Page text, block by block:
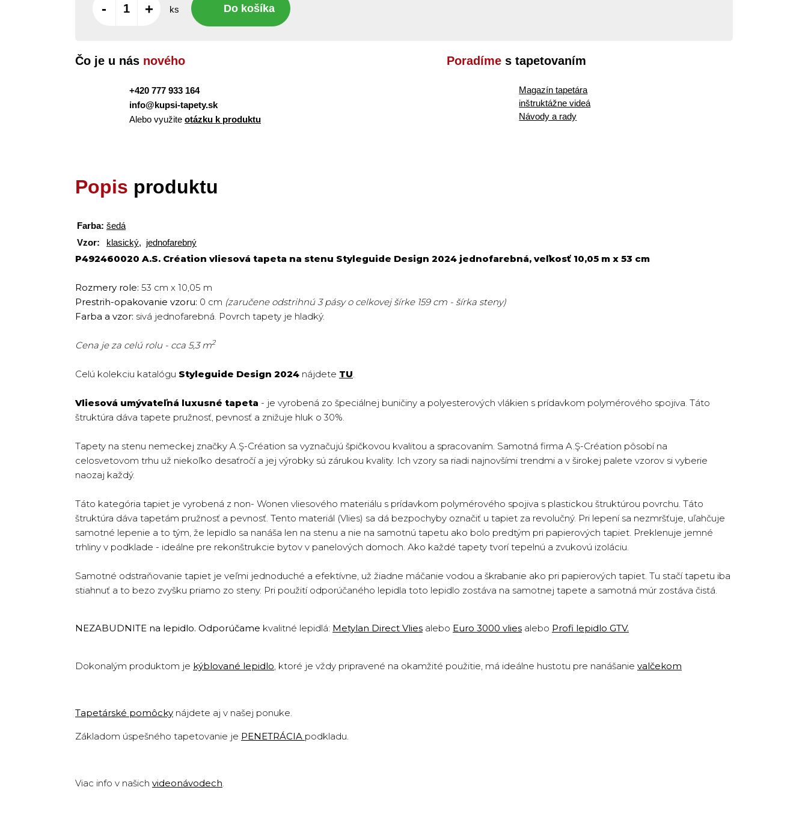
- + ks Do košíka
Čo je u nás nového
+420 777 933 164
info@kupsi-tapety.sk
Alebo využite otázku k produktu
Poradíme s tapetovaním
Magazín tapetára
inštruktážne videá
Návody a rady
Popis produktu
Farba: šedá
Vzor:
klasický, jednofarebný
P492460020 A.S. Création vliesová tapeta na stenu Styleguide Design 2024 jednofarebná, veľkosť 10,05 m x 53 cm
Rozmery role: 53 cm x 10,05 m
Prestrih-opakovanie vzoru: 0 cm (zaručene odstrihnú 3 pásy o celkovej šírke 159 cm - šírka steny)
Farba a vzor: sivá jednofarebná. Povrch tapety je hladký.
Cena je za celú rolu - cca 5,3 m2
Celú kolekciu katalógu Styleguide Design 2024 nájdete TU.
Vliesová umývateľná luxusné tapeta - je vyrobená zo špeciálnej buničiny a polyesterových vlákien s prídavkom polymérového spojiva. Táto
štruktúra dáva tapete pružnosť, pevnosť a znižuje hluk o 30%.
Tapety na stenu nemeckej značky A.Ş-Création sa vyznačujú špičkovou kvalitou a spracovaním. Samotná firma A.Ş-Création pôsobí na
celosvetovom trhu už niekoľko desaťročí a jej výrobky sú zárukou kvality. Ich vzory sa riadi najnovšími trendmi a v širokej palete vzorov si vyberie
naozaj každý.
Táto kategória tapiet je vyrobená z non- Wonen vliesového materiálu s prídavkom polymérového spojiva s plastickou štruktúrou povrchu. Táto
štruktúra dáva tapetám pružnosť a pevnosť. Tento materiál (Vlies) sa dá bezpochyby označiť u tapiet za revolučný. Pri lepení sa nezmršťuje, uľahčuje
samotné lepenie a to tým, že lepidlo sa nanáša len na stenu a nie na samotnú tapetu ako bolo predtým pri papierových tapiet. Preklenuje jemné
trhliny v podklade - ideálne pre rekonštrukcie bytov v panelových domoch. Ako každé tapety tvorí tepelnú a zvukovú izoláciu.
Samotné odstraňovanie tapiet je veľmi jednoduché a efektívne, už žiadne máčanie vodou a škrabanie ako pri papierových tapiet. Tu stačí tapetu iba
stiahnuť a to bezo zvyšku priamo zo steny. Pri použití odporúčaného lepidla toto lepidlo zostáva na samotnej tapete a samotná múr zostáva čistá.
NEZABUDNITE na lepidlo. Odporúčame kvalitné lepidlá: Metylan Direct Vlies alebo Euro 3000 vlies alebo Profi lepidlo GTV.
Dokonalým produktom je kýblované lepidlo, ktoré je vždy pripravené na okamžité použitie, má ideálne hustotu pre nanášanie valčekom
Tapetárské pomôcky nájdete aj v našej ponuke.
Základom úspešného tapetovanie je PENETRÁCIA podkladu.
Viac info v našich videonávodech.